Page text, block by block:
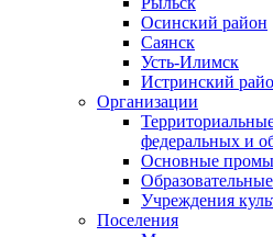
Осинский район
Саянск
Усть-Илимск
Истринский
Организации
федеральных и
Основные
Учреждения
Поселения